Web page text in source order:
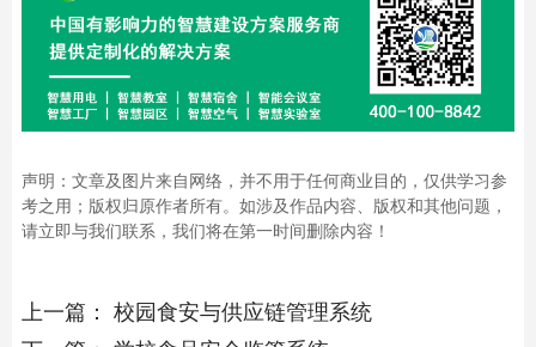
声明：文章及图片来自网络，并不用于任何商业目的，仅供学习参
考之用；版权归原作者所有。如涉及作品内容、版权和其他问题，
请立即与我们联系，我们将在第一时间删除内容！
上一篇： 校园食安与供应链管理系统